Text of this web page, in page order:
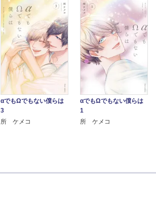
αでもΩでもない僕らは
3
所 ケメコ
αでもΩでもない僕らは
1
所 ケメコ